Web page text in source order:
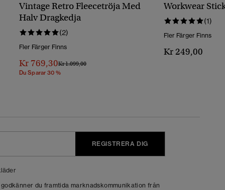
Vintage Retro Fleecetröja Med
Halv Dragkedja
(2)
Fler Färger Finns
Kr 769,30Pris Reducerat Från
Kr 1.099,00Till
Du Sparar 30 %
Workwear
(1)
Fler Färger Finns
Kr 249,00
REGISTRERA DIG
du framtida marknadskommunikation från